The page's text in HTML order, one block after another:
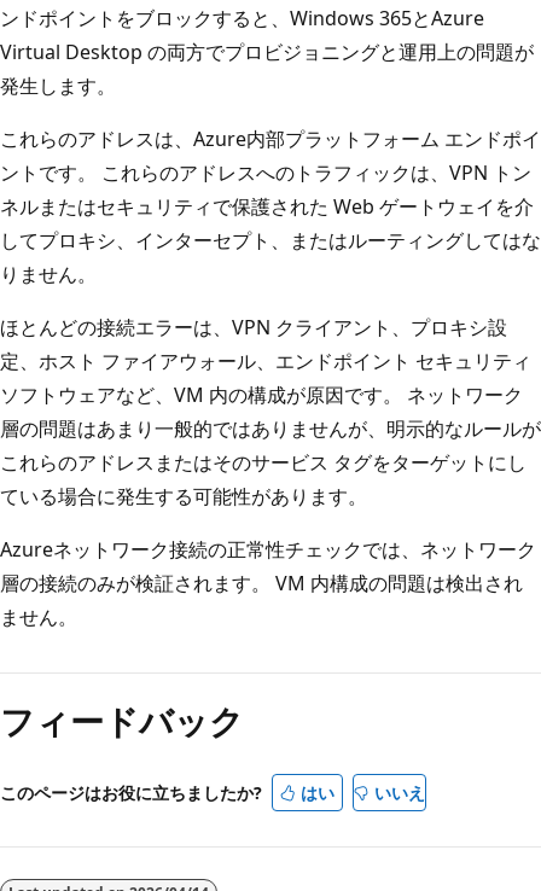
ンドポイントをブロックすると、Windows 365とAzure
Virtual Desktop の両方でプロビジョニングと運用上の問題が
発生します。
これらのアドレスは、Azure内部プラットフォーム エンドポイ
ントです。 これらのアドレスへのトラフィックは、VPN トン
ネルまたはセキュリティで保護された Web ゲートウェイを介
してプロキシ、インターセプト、またはルーティングしてはな
りません。
ほとんどの接続エラーは、VPN クライアント、プロキシ設
定、ホスト ファイアウォール、エンドポイント セキュリティ
ソフトウェアなど、VM 内の構成が原因です。 ネットワーク
層の問題はあまり一般的ではありませんが、明示的なルールが
これらのアドレスまたはそのサービス タグをターゲットにし
ている場合に発生する可能性があります。
Azureネットワーク接続の正常性チェックでは、ネットワーク
層の接続のみが検証されます。 VM 内構成の問題は検出され
ません。
フィードバック
このページはお役に立ちましたか? はい いいえ